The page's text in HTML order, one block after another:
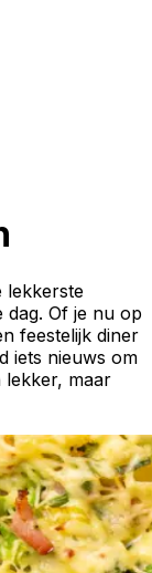
lekkerste
Of je nu op
feestelijk diner
iets nieuws om
maar